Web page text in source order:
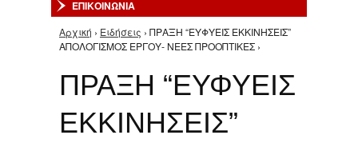
ΕΠΙΚΟΙΝΩΝΙΑ
Είστε εδώ
Αρχική › Ειδήσεις › ΠΡΑΞΗ “ΕΥΦΥΕΙΣ ΕΚΚΙΝΗΣΕΙΣ”
ΑΠΟΛΟΓΙΣΜΟΣ ΕΡΓΟΥ- ΝΕΕΣ ΠΡΟΟΠΤΙΚΕΣ ›
ΠΡΑΞΗ “ΕΥΦΥΕΙΣ
ΕΚΚΙΝΗΣΕΙΣ”